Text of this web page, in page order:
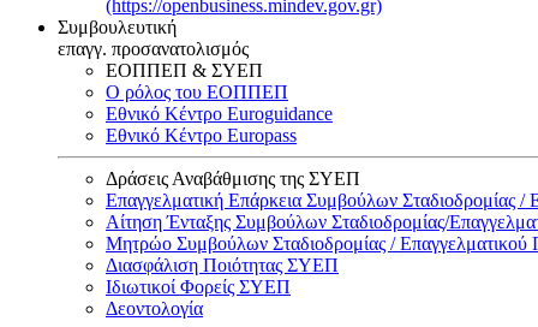
(https://openbusiness.mindev.gov.gr)
Συμβουλευτική
επαγγ. προσανατολισμός
ΕΟΠΠΕΠ & ΣΥΕΠ
Ο ρόλος του ΕΟΠΠΕΠ
Εθνικό Κέντρο Euroguidance
Εθνικό Κέντρο Europass
Δράσεις Αναβάθμισης της ΣΥΕΠ
Επαγγελματική Επάρκεια Συμβούλων Σταδιοδρομίας /
Αίτηση Ένταξης Συμβούλων Σταδιοδρομίας/
Μητρώο Συμβούλων Σταδιοδρομίας / Επαγγελματικού
Διασφάλιση Ποιότητας ΣΥΕΠ
Ιδιωτικοί Φορείς ΣΥΕΠ
Δεοντολογία